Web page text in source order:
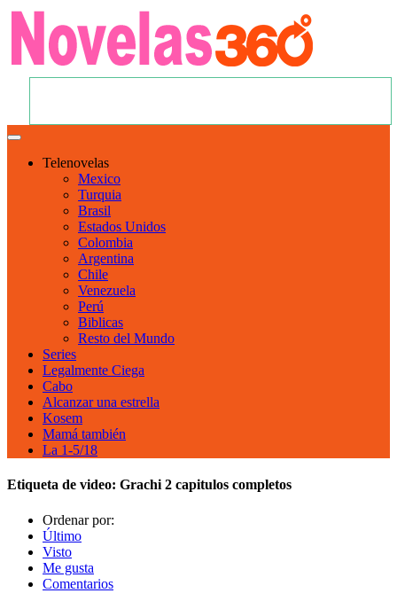
Telenovelas
Mexico
Turquia
Brasil
Estados Unidos
Colombia
Argentina
Chile
Venezuela
Perú
Biblicas
Resto del Mundo
Series
Legalmente Ciega
Cabo
Alcanzar una estrella
Kosem
Mamá también
La 1-5/18
Etiqueta de video: Grachi 2 capitulos completos
Ordenar por:
Último
Visto
Me gusta
Comentarios